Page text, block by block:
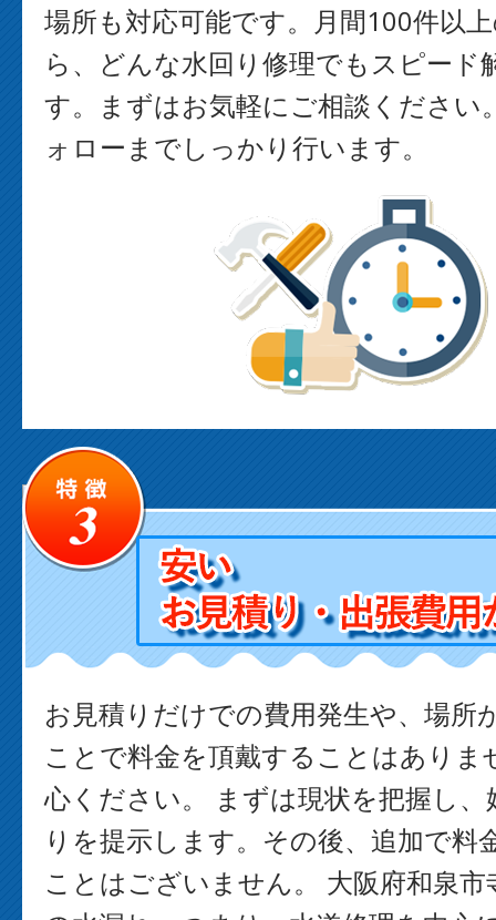
場所も対応可能です。月間100件以
ら、どんな水回り修理でもスピード
す。まずはお気軽にご相談ください
ォローまでしっかり行います。
お見積りだけでの費用発生や、場所
ことで料金を頂戴することはありま
心ください。 まずは現状を把握し
りを提示します。その後、追加で料
ことはございません。 大阪府和泉